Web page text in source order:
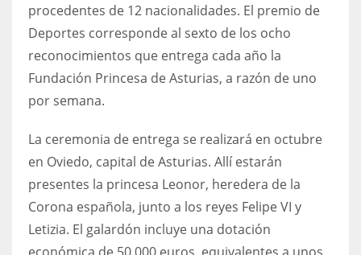
procedentes de 12 nacionalidades. El premio de
Deportes corresponde al sexto de los ocho
reconocimientos que entrega cada año la
Fundación Princesa de Asturias, a razón de uno
por semana.
La ceremonia de entrega se realizará en octubre
en Oviedo, capital de Asturias. Allí estarán
presentes la princesa Leonor, heredera de la
Corona española, junto a los reyes Felipe VI y
Letizia. El galardón incluye una dotación
económica de 50.000 euros, equivalentes a unos